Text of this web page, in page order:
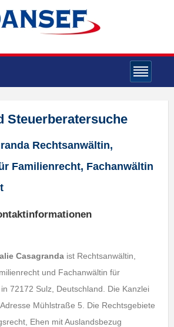
Steuerberatersuche
Rechtsanwältin,
Familienrecht, Fachanwältin
Casagrandaist Rechtsanwältin,
und Fachanwältin für
72172 Sulz, Deutschland. Die Kanzlei
Mühlstraße 5. Die Rechtsgebiete
Ehen mit Auslandsbezug